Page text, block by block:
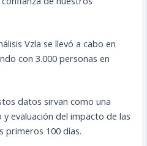
Vzla se llevó a cabo en
con 3.000 personas en
datos sirvan como una
evaluación del impacto de las
primeros 100 días.